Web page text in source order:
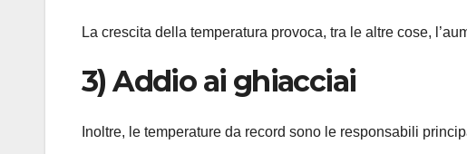
La crescita della temperatura provoca, tra le altre cose,
3) Addio ai ghiacciai
Inoltre, le temperature da record sono le responsabili